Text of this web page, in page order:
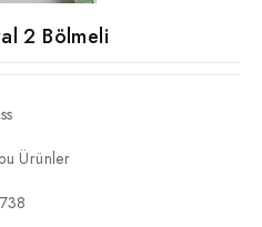
2 Bölmeli
Ürünler